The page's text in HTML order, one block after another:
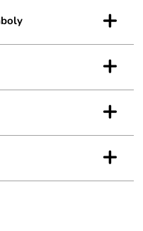
si rychle oblíbíte.
+
+
+
+